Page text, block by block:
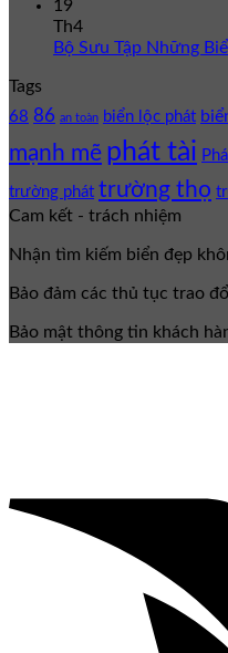
19
Th4
Bộ Sưu Tập Những
Tags
68 86 an toàn biển lộc phát
mạnh mẽ phát tài
trường phát trường thọ
Cam kết - trách nhiệm
Nhận tìm kiếm biển đẹp
Bảo đảm các thủ tục trao
Bảo mật thông tin khách